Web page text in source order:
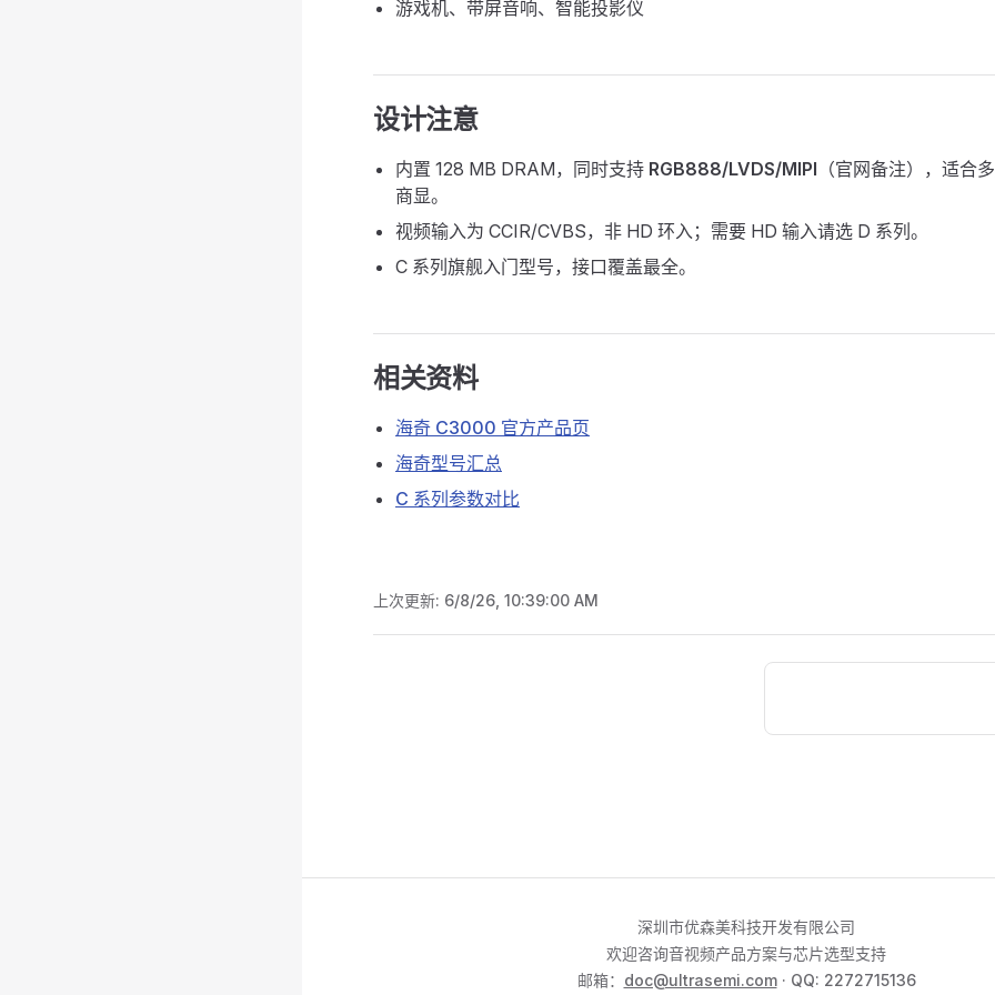
游戏机、带屏音响、智能投影仪
设计注意
内置 128 MB DRAM，同时支持 RGB888/LVDS/MIPI （官网备注），适合
商显。
视频输入为 CCIR/CVBS，非 HD 环入；需要 HD 输入请选 D 系列。
C 系列旗舰入门型号，接口覆盖最全。
相关资料
海奇 C3000 官方产品页
海奇型号汇总
C 系列参数对比
上次更新: 6/8/26, 10:39:00 AM
深圳市优森美科技开发有限公司
欢迎咨询音视频产品方案与芯片选型支持
邮箱： doc@ultrasemi.com· QQ: 2272715136